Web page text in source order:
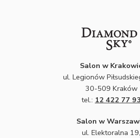
Salon w
ul. Legionów
30-509 Kraków
tel.: 12 422 77 93
Salon w
ul. Elektoralna 19,